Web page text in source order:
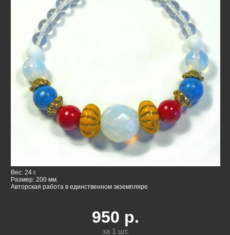
Вес: 24 г.
Размер: 200 мм.
Авторская работа в единственном экземпляре
950 р.
за 1 шт.